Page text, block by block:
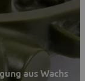
aus Wachs